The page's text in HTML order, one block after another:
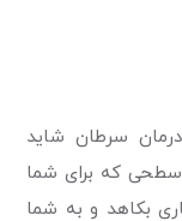
سرطان شاید
سطحی که برای شما
بکاهد و به شما